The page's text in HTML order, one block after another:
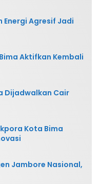
Energi Agresif Jadi
Aktifkan Kembali
Dijadwalkan Cair
Kota Bima
Jambore Nasional,